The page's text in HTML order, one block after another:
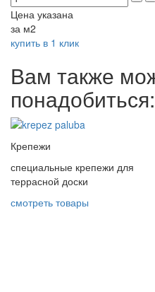
Цена указана
за м2
купить в 1 клик
Вам также
понадобиться:
Крепежи
специальные крепежи для
террасной доски
смотреть товары